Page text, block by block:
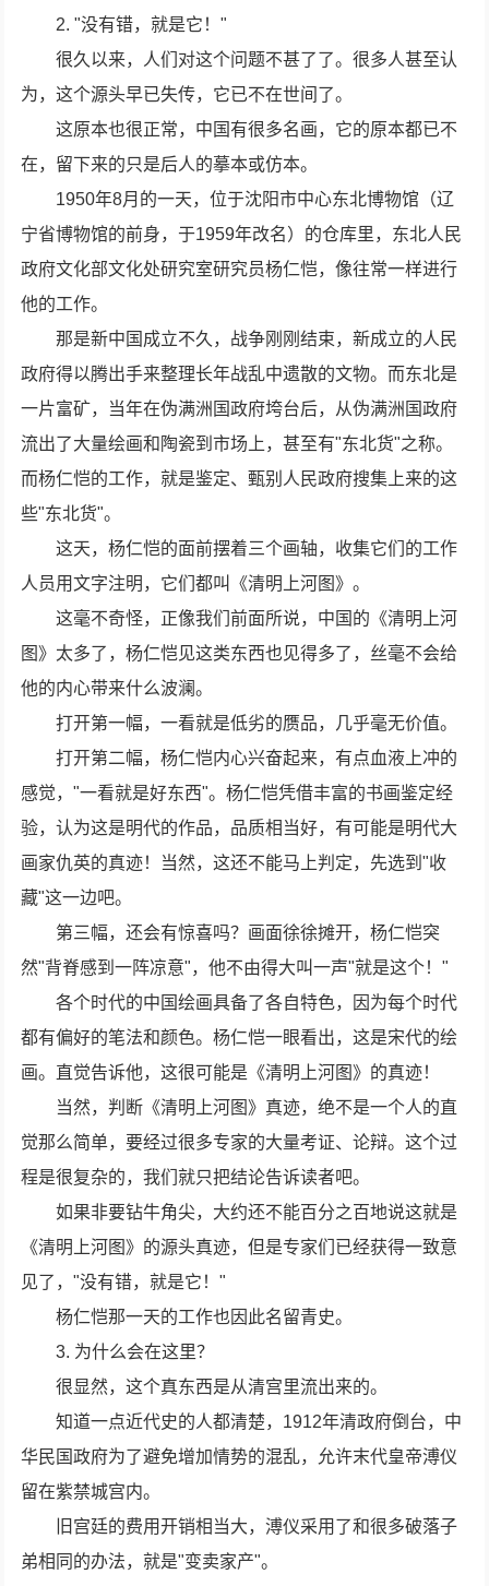
2. "没有错，就是它！"
很久以来，人们对这个问题不甚了了。很多人甚至认
为，这个源头早已失传，它已不在世间了。
这原本也很正常，中国有很多名画，它的原本都已不
在，留下来的只是后人的摹本或仿本。
1950年8月的一天，位于沈阳市中心东北博物馆（辽
宁省博物馆的前身，于1959年改名）的仓库里，东北人民
政府文化部文化处研究室研究员杨仁恺，像往常一样进行
他的工作。
那是新中国成立不久，战争刚刚结束，新成立的人民
政府得以腾出手来整理长年战乱中遗散的文物。而东北是
一片富矿，当年在伪满洲国政府垮台后，从伪满洲国政府
流出了大量绘画和陶瓷到市场上，甚至有"东北货"之称。
而杨仁恺的工作，就是鉴定、甄别人民政府搜集上来的这
些"东北货"。
这天，杨仁恺的面前摆着三个画轴，收集它们的工作
人员用文字注明，它们都叫《清明上河图》。
这毫不奇怪，正像我们前面所说，中国的《清明上河
图》太多了，杨仁恺见这类东西也见得多了，丝毫不会给
他的内心带来什么波澜。
打开第一幅，一看就是低劣的赝品，几乎毫无价值。
打开第二幅，杨仁恺内心兴奋起来，有点血液上冲的
感觉，"一看就是好东西"。杨仁恺凭借丰富的书画鉴定经
验，认为这是明代的作品，品质相当好，有可能是明代大
画家仇英的真迹！当然，这还不能马上判定，先选到"收
藏"这一边吧。
第三幅，还会有惊喜吗？画面徐徐摊开，杨仁恺突
然"背脊感到一阵凉意"，他不由得大叫一声"就是这个！"
各个时代的中国绘画具备了各自特色，因为每个时代
都有偏好的笔法和颜色。杨仁恺一眼看出，这是宋代的绘
画。直觉告诉他，这很可能是《清明上河图》的真迹！
当然，判断《清明上河图》真迹，绝不是一个人的直
觉那么简单，要经过很多专家的大量考证、论辩。这个过
程是很复杂的，我们就只把结论告诉读者吧。
如果非要钻牛角尖，大约还不能百分之百地说这就是
《清明上河图》的源头真迹，但是专家们已经获得一致意
见了，"没有错，就是它！"
杨仁恺那一天的工作也因此名留青史。
3. 为什么会在这里？
很显然，这个真东西是从清宫里流出来的。
知道一点近代史的人都清楚，1912年清政府倒台，中
华民国政府为了避免增加情势的混乱，允许末代皇帝溥仪
留在紫禁城宫内。
旧宫廷的费用开销相当大，溥仪采用了和很多破落子
弟相同的办法，就是"变卖家产"。